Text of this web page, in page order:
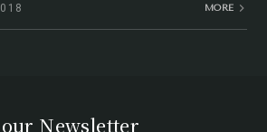
MORE
Newsletter